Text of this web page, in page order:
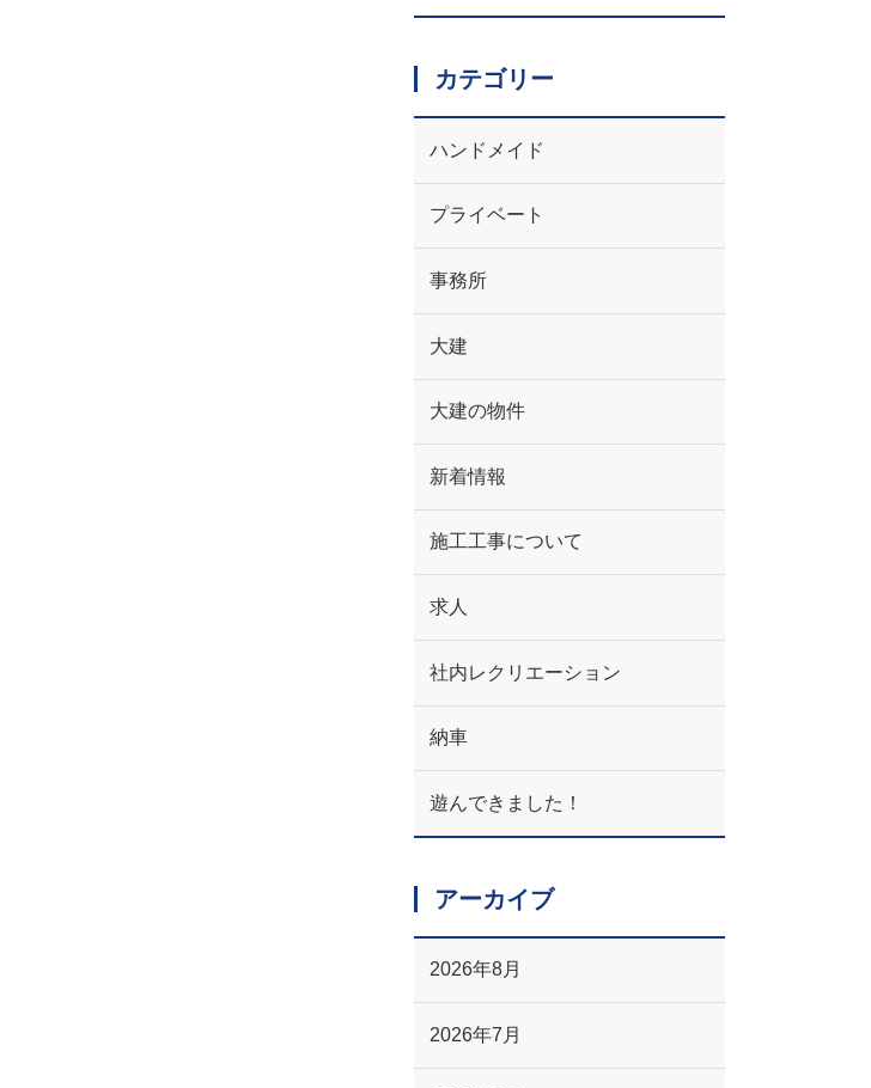
カテゴリー
ハンドメイド
プライベート
事務所
大建
大建の物件
新着情報
施工工事について
求人
社内レクリエーション
納車
遊んできました！
アーカイブ
2026年8月
2026年7月